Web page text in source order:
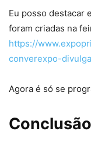
Eu posso destacar
foram criadas na
https://
converexpo-
Agora é só se
Conclusão